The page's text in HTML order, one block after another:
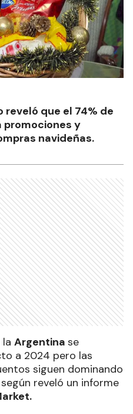
reveló que el 74% de
promociones y
navideñas.
la Argentina se
a 2024 pero las
siguen dominando
reveló un informe